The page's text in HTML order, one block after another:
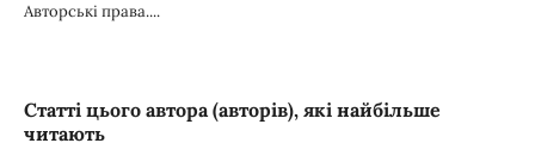
Авторські права....
Статті цього автора (авторів), які найбільше
читають